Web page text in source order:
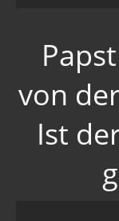
von
Ist